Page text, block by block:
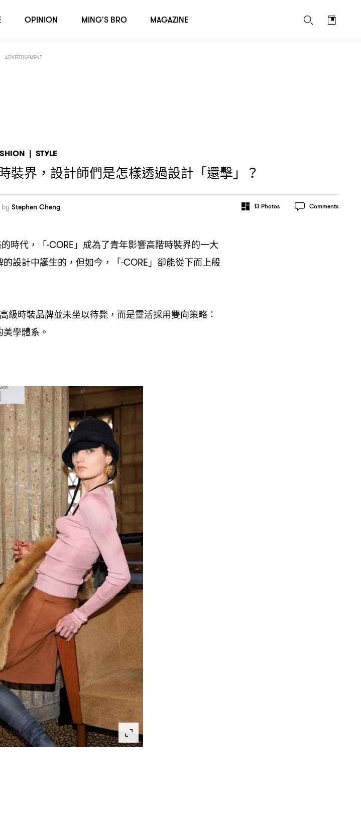
ADVERTISEMENT
| STYLE
裝界 ， 設計師們是怎樣透過設計「還擊」 ？
by Stephen Cheng 13Photos Comments
時代 ， 「-CORE 」成為了青年影響高階時裝界的一大
設計中誕生的 ， 但如今 ， 「-CORE 」卻能從下而上般
高級時裝品牌並未坐以待斃 ， 而是靈活採用雙向策略 ：
學體系。
OPINION MING'S BRO MAGAZINE